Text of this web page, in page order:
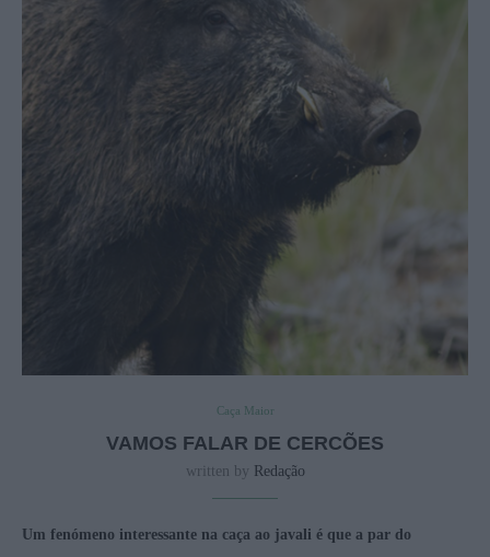
Caça Maior
VAMOS FALAR DE CERCÕES
written by Redação
Um fenómeno interessante na caça ao javali é que a par do